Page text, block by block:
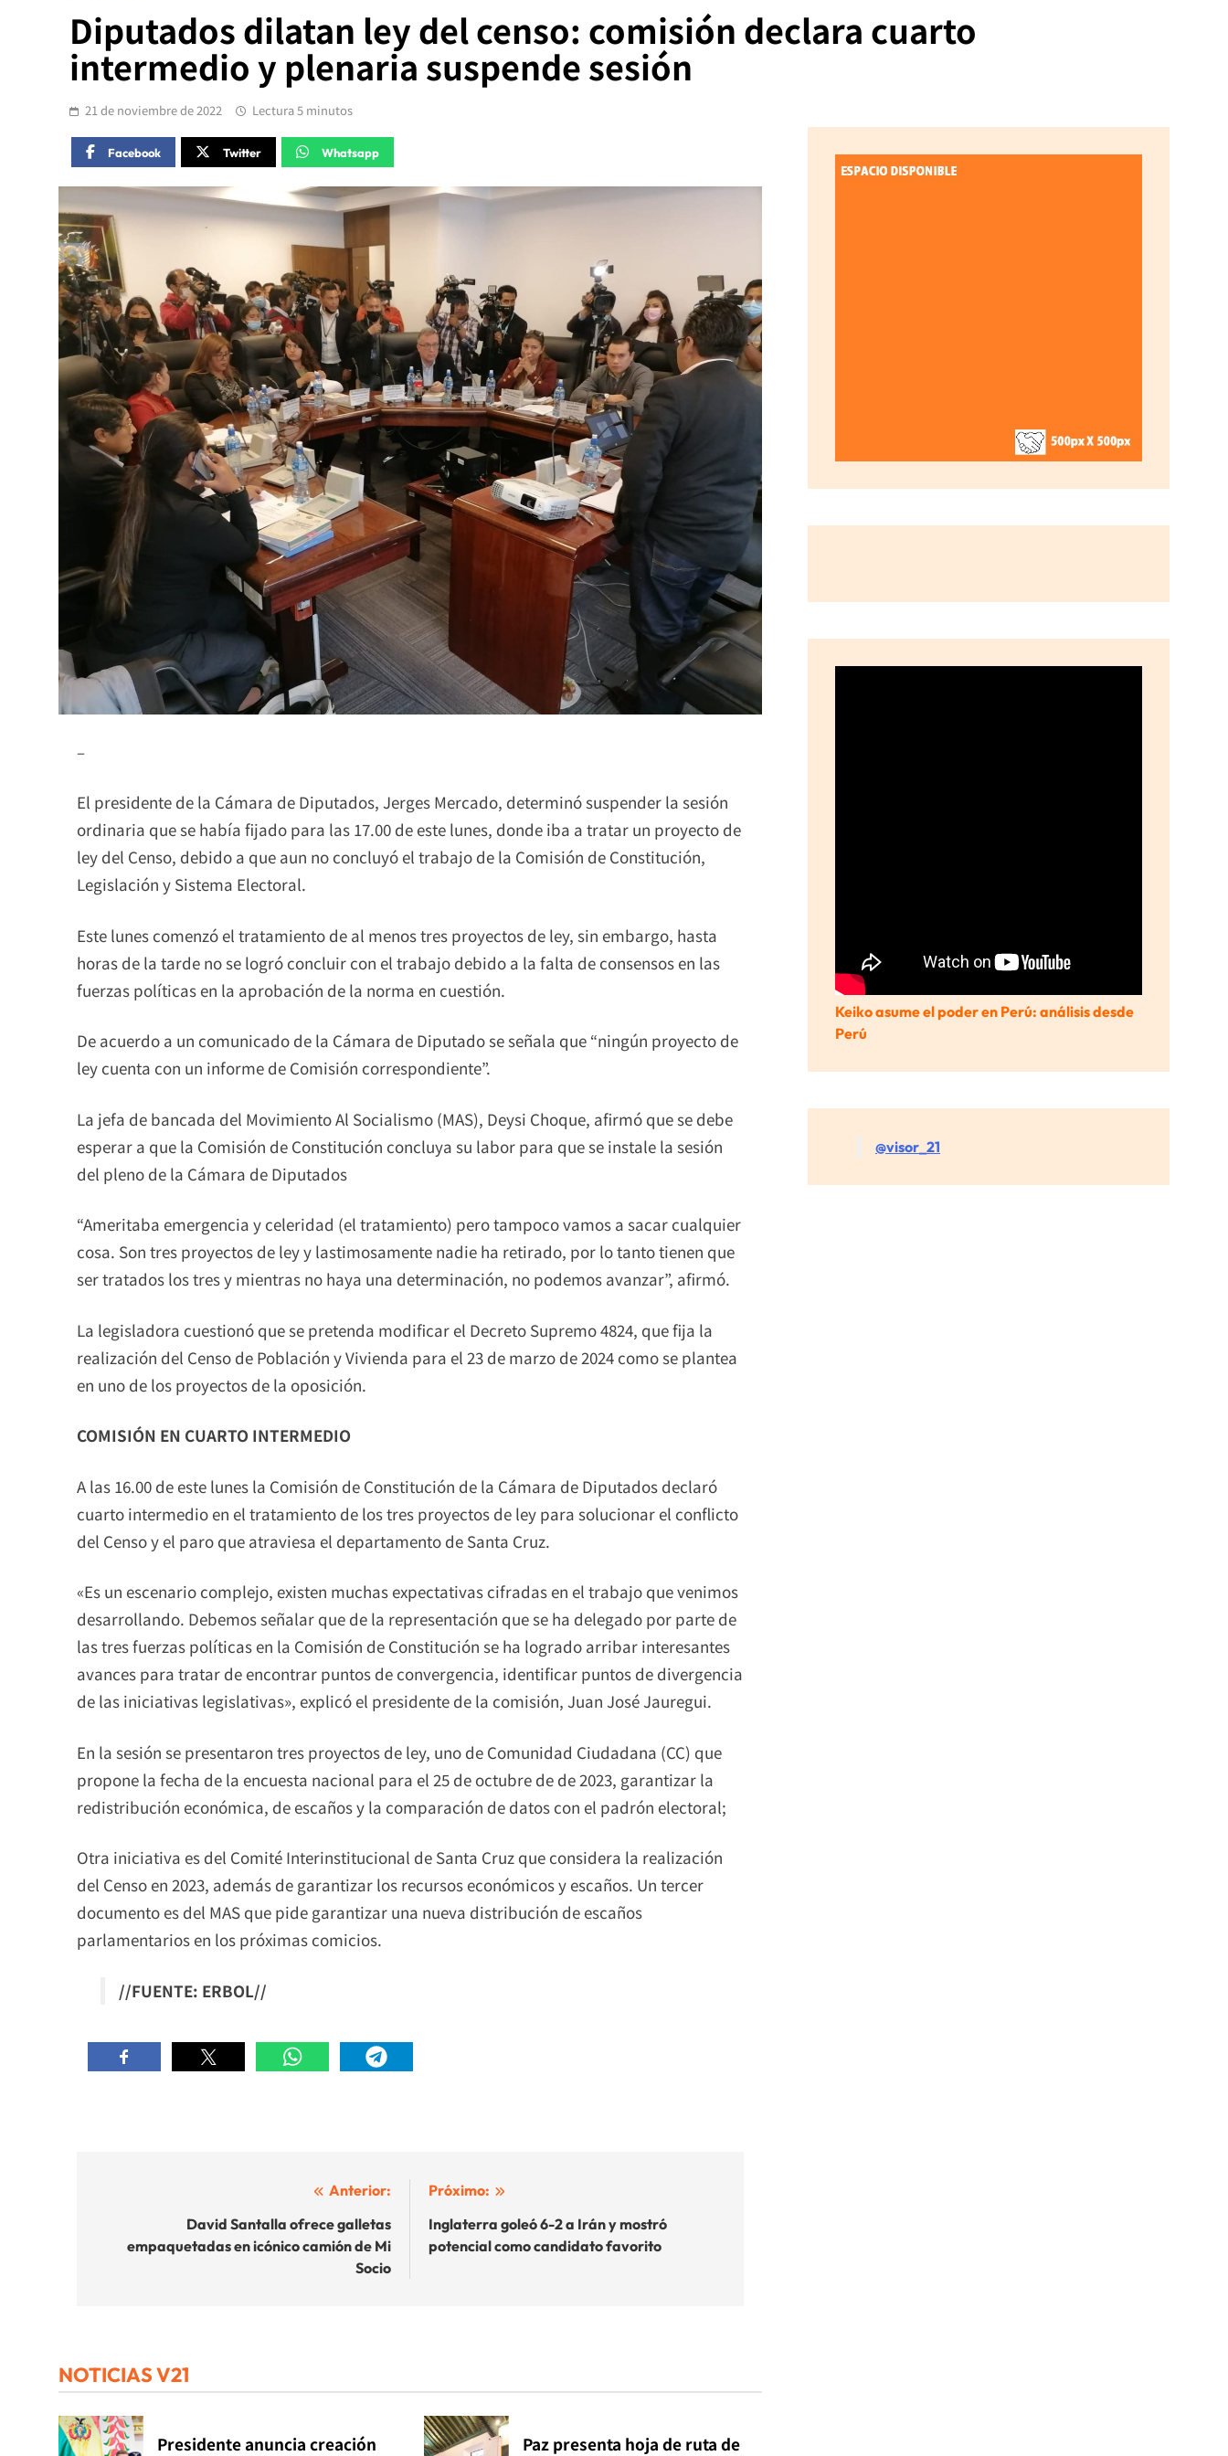
Diputados dilatan ley del censo: comisión declara cuarto
intermedio y plenaria suspende sesión
21 de noviembre de 2022 Lectura 5 minutos
Facebook Twitter Whatsapp
–
El presidente de la Cámara de Diputados, Jerges Mercado, determinó suspender la sesión
ordinaria que se había fijado para las 17.00 de este lunes, donde iba a tratar un proyecto de
ley del Censo, debido a que aun no concluyó el trabajo de la Comisión de Constitución,
Legislación y Sistema Electoral.
Este lunes comenzó el tratamiento de al menos tres proyectos de ley, sin embargo, hasta
horas de la tarde no se logró concluir con el trabajo debido a la falta de consensos en las
fuerzas políticas en la aprobación de la norma en cuestión.
De acuerdo a un comunicado de la Cámara de Diputado se señala que “ningún proyecto de
ley cuenta con un informe de Comisión correspondiente”.
La jefa de bancada del Movimiento Al Socialismo (MAS), Deysi Choque, afirmó que se debe
esperar a que la Comisión de Constitución concluya su labor para que se instale la sesión
del pleno de la Cámara de Diputados
“Ameritaba emergencia y celeridad (el tratamiento) pero tampoco vamos a sacar cualquier
cosa. Son tres proyectos de ley y lastimosamente nadie ha retirado, por lo tanto tienen que
ser tratados los tres y mientras no haya una determinación, no podemos avanzar”, afirmó.
La legisladora cuestionó que se pretenda modificar el Decreto Supremo 4824, que fija la
realización del Censo de Población y Vivienda para el 23 de marzo de 2024 como se plantea
en uno de los proyectos de la oposición.
COMISIÓN EN CUARTO INTERMEDIO
A las 16.00 de este lunes la Comisión de Constitución de la Cámara de Diputados declaró
cuarto intermedio en el tratamiento de los tres proyectos de ley para solucionar el conflicto
del Censo y el paro que atraviesa el departamento de Santa Cruz.
«Es un escenario complejo, existen muchas expectativas cifradas en el trabajo que venimos
desarrollando. Debemos señalar que de la representación que se ha delegado por parte de
las tres fuerzas políticas en la Comisión de Constitución se ha logrado arribar interesantes
avances para tratar de encontrar puntos de convergencia, identificar puntos de divergencia
de las iniciativas legislativas», explicó el presidente de la comisión, Juan José Jauregui.
En la sesión se presentaron tres proyectos de ley, uno de Comunidad Ciudadana (CC) que
propone la fecha de la encuesta nacional para el 25 de octubre de de 2023, garantizar la
redistribución económica, de escaños y la comparación de datos con el padrón electoral;
Otra iniciativa es del Comité Interinstitucional de Santa Cruz que considera la realización
del Censo en 2023, además de garantizar los recursos económicos y escaños. Un tercer
documento es del MAS que pide garantizar una nueva distribución de escaños
parlamentarios en los próximas comicios.
//FUENTE: ERBOL//
entradas
Anterior:
David Santalla ofrece galletas
empaquetadas en icónico camión de Mi
Socio
Próximo:
Inglaterra goleó 6-2 a Irán y mostró
potencial como candidato favorito
NOTICIAS V21
Presidente anuncia creación Paz presenta hoja de ruta de
Keiko asume el poder en Perú: análisis desde
Perú
@visor_21